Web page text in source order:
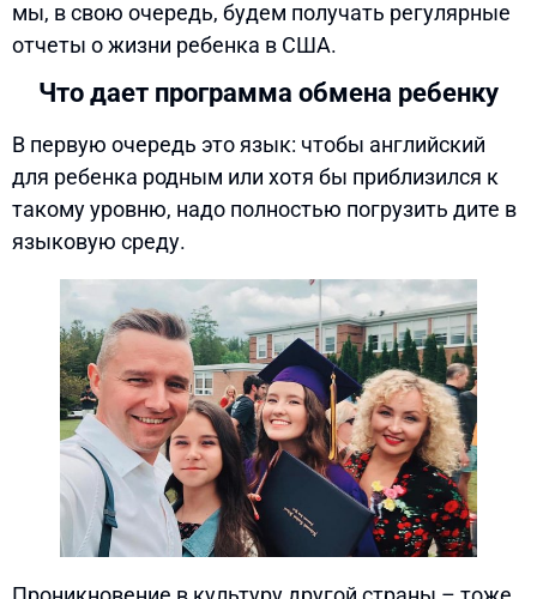
мы, в свою очередь, будем получать регулярные
отчеты о жизни ребенка в США.
Что дает программа обмена ребенку
В первую очередь это язык: чтобы английский
для ребенка родным или хотя бы приблизился к
такому уровню, надо полностью погрузить дите в
языковую среду.